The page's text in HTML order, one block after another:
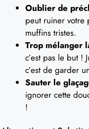
Oublier de
peut ruiner votre
muffins tristes.
Trop mélanger
c’est pas le but !
c’est de garder
Sauter le
ignorer cette
!